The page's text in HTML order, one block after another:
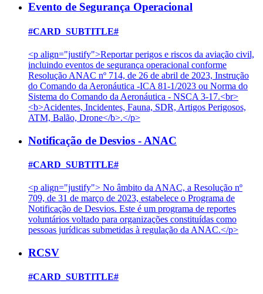
Evento de Segurança Operacional
#CARD_SUBTITLE#
<p align="justify">Reportar perigos e riscos da aviação civil,
incluindo eventos de segurança operacional conforme
Resolução ANAC nº 714, de 26 de abril de 2023, Instrução
do Comando da Aeronáutica -ICA 81-1/2023 ou Norma do
Sistema do Comando da Aeronáutica - NSCA 3-17.<br>
<b>Acidentes, Incidentes, Fauna, SDR, Artigos Perigosos,
ATM, Balão, Drone</b>.</p>
Notificação de Desvios - ANAC
#CARD_SUBTITLE#
<p align="justify"> No âmbito da ANAC, a Resolução nº
709, de 31 de março de 2023, estabelece o Programa de
Notificação de Desvios. Este é um programa de reportes
voluntários voltado para organizações constituídas como
pessoas jurídicas submetidas à regulação da ANAC.</p>
RCSV
#CARD_SUBTITLE#